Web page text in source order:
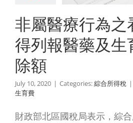
額
合所得稅
非屬醫療行為之
得列報醫藥及生
除額
July 10, 2020 | Categories:綜合所得稅 |
生育費
財政部北區國稅局表示，綜